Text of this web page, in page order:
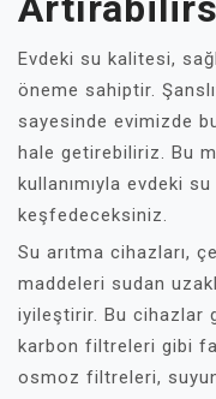
Evdeki su kalitesi,
öneme sahiptir.
sayesinde evimizde
hale getirebiliriz. Bu
kullanımıyla evdeki
keşfedeceksiniz.
Su arıtma cihazları,
maddeleri sudan
iyileştirir. Bu cihazlar
karbon filtreleri gibi
osmoz filtreleri,